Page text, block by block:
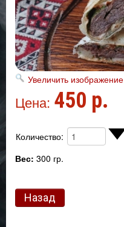
Увеличить изображение
Цена: 450 р.
Количество:
Вес: 300 гр.